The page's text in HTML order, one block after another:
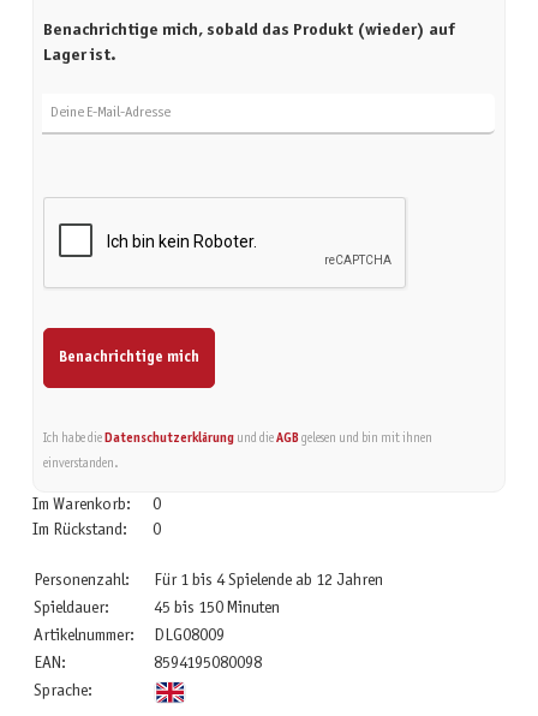
Benachrichtige mich, sobald das Produkt (wieder) auf
Lager ist.
Benachrichtige mich
Ich habe die Datenschutzerklärungund die AGBgelesen und bin mit ihnen
einverstanden.
Im Warenkorb:
0
Im Rückstand:
0
Personenzahl:
Für 1 bis 4 Spielende ab 12 Jahren
Spieldauer:
45 bis 150 Minuten
Artikelnummer:
DLG08009
EAN:
8594195080098
Sprache: